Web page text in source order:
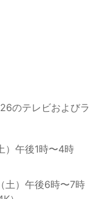
のテレビおよびラ
）午後1時〜4時
土）午後6時〜7時